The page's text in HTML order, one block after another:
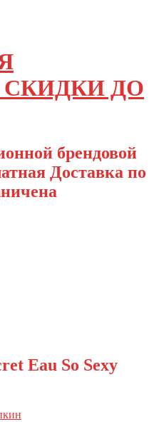
ДО
брендовой
Доставка по
Eau So Sexy